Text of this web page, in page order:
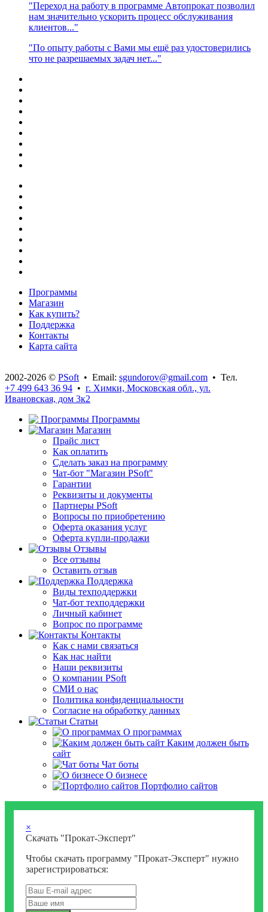
"Переход на работу в программе Автопрокат позволил
нам значительно ускорить процесс обслуживания
клиентов..."
"По опыту работы с Вами мы ещё раз удостоверились
что не разрешаемых задач нет..."
Программы
Магазин
Как купить?
Поддержка
Контакты
Карта сайта
2002-2026 © PSoft • Email: sgundorov@gmail.com • Тел.
+7 499 643 36 94 • г. Химки, Московская обл., ул.
Ивановская, дом 3к2
Программы
Магазин
Прайс лист
Как оплатить
Сделать заказ на программу
Чат-бот "Магазин PSoft"
Гарантии
Реквизиты и документы
Партнеры PSoft
Вопросы по приобретению
Оферта оказания услуг
Оферта купли-продажи
Отзывы
Все отзывы
Оставить отзыв
Поддержка
Виды техподдержки
Чат-бот техподдержки
Личный кабинет
Вопрос по программе
Контакты
Как с нами связаться
Как нас найти
Наши реквизиты
О компании PSoft
СМИ о нас
Политика конфиденциальности
Согласие на обработку данных
Статьи
О программах
Каким должен быть
сайт
Чат боты
О бизнесе
Портфолио сайтов
×
Скачать "Прокат-Эксперт"
Чтобы скачать программу "Прокат-Эксперт" нужно
зарегистрироваться: